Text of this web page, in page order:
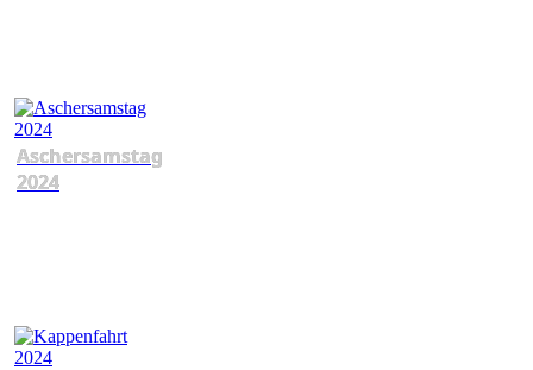
Aschersamstag
2024